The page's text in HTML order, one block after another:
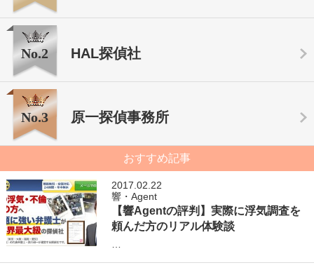
No.2 HAL探偵社
No.3 原一探偵事務所
おすすめ記事
2017.02.22
響・Agent
【響Agentの評判】実際に浮気調査を
頼んだ方のリアル体験談